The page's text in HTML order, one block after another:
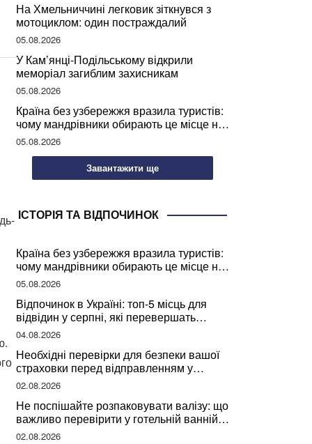
На Хмельниччині легковик зіткнувся з
мотоциклом: один постраждалий
05.08.2026
У Кам’янці-Подільському відкрили
меморіал загиблим захисникам
05.08.2026
Країна без узбережжя вразила туристів:
чому мандрівники обирають це місце на
відпочинок
05.08.2026
Завантажити ще
ІСТОРІЯ ТА ВІДПОЧИНОК
Країна без узбережжя вразила туристів:
чому мандрівники обирають це місце на
відпочинок
05.08.2026
Відпочинок в Україні: топ-5 місць для
відвідин у серпні, які перевершать
закордонні враження
04.08.2026
Необхідні перевірки для безпеки вашої
страховки перед відправленням у
подорож
02.08.2026
Не поспішайте розпаковувати валізу: що
важливо перевірити у готельній ванній
за словами досвідченої мандрівниці
02.08.2026